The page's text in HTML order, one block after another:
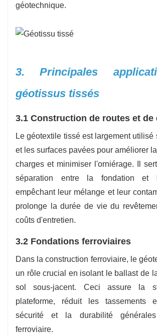
géotechnique.
3. Principales
géotissus tissés
3.1 Construction de routes et de
Le géotextile tissé est largement utilisé
et les surfaces pavées pour améliorer
charges et minimiser l'orniérage. Il
séparation entre la fondation et
empêchant leur mélange et leur
prolonge la durée de vie du
coûts d'entretien.
3.2 Fondations ferroviaires
Dans la construction ferroviaire, le
un rôle crucial en isolant le ballast de
sol sous-jacent. Ceci assure la
plateforme, réduit les tassements
sécurité et la durabilité
ferroviaire.